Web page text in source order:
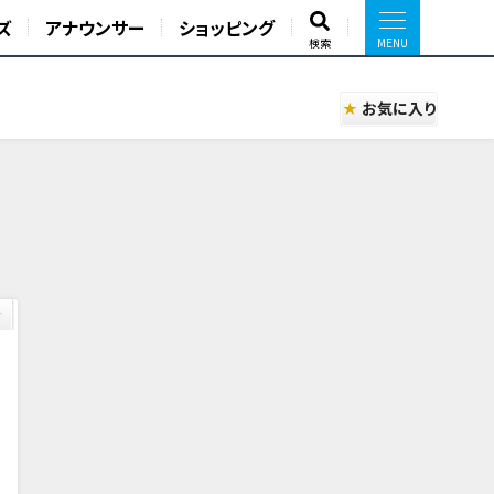
アナウンサー ショッピング
検索
お気に入り